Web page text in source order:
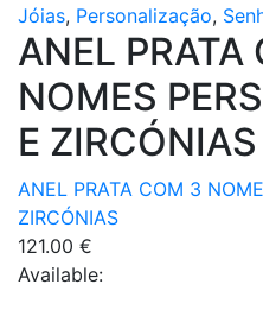
be
on
the
be
Jóias, Personalização,
ANEL PRATA
NOMES
E ZIRCÓNIAS
ANEL PRATA COM 3
ZIRCÓNIAS
121.00 €
Available: